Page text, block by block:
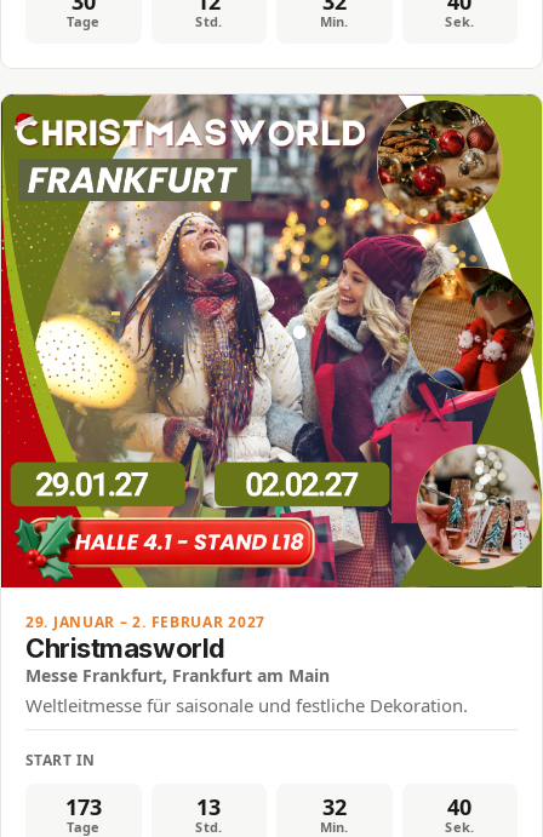
Tage Std. Min. Sek.
29. JANUAR – 2. FEBRUAR 2027
Christmasworld
Messe Frankfurt, Frankfurt am Main
Weltleitmesse für saisonale und festliche Dekoration.
START IN
173
Tage
13
Std.
32
Min.
40
Sek.